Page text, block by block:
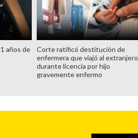
años de
Corte ratificó destitución de
enfermera que viajó al extranjero
durante licencia por hijo
gravemente enfermo